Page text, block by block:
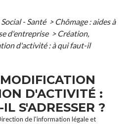
Social - Santé > Chômage : aides à
d'entreprise > Création,
d'activité : à qui faut-il
D'ACTIVITÉ :
S'ADRESSER ?
de l'information légale et